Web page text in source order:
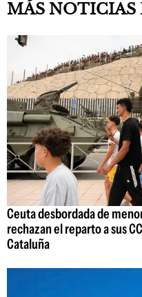
MÁS NOTICIAS
Ceuta desbordada de
rechazan el reparto a sus
Cataluña